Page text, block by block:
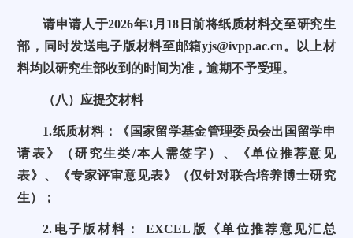
请申请人于2026年3月18日前将纸质材料交至研究生
部，同时发送电子版材料至邮箱yjs@ivpp.ac.cn。以上材
料均以研究生部收到的时间为准，逾期不予受理。
（八）应提交材料
1.纸质材料：《国家留学基金管理委员会出国留学申
请表》（研究生类/本人需签字）、《单位推荐意见
表》、《专家评审意见表》（仅针对联合培养博士研究
生）；
2.电子版材料： EXCEL版《单位推荐意见汇总